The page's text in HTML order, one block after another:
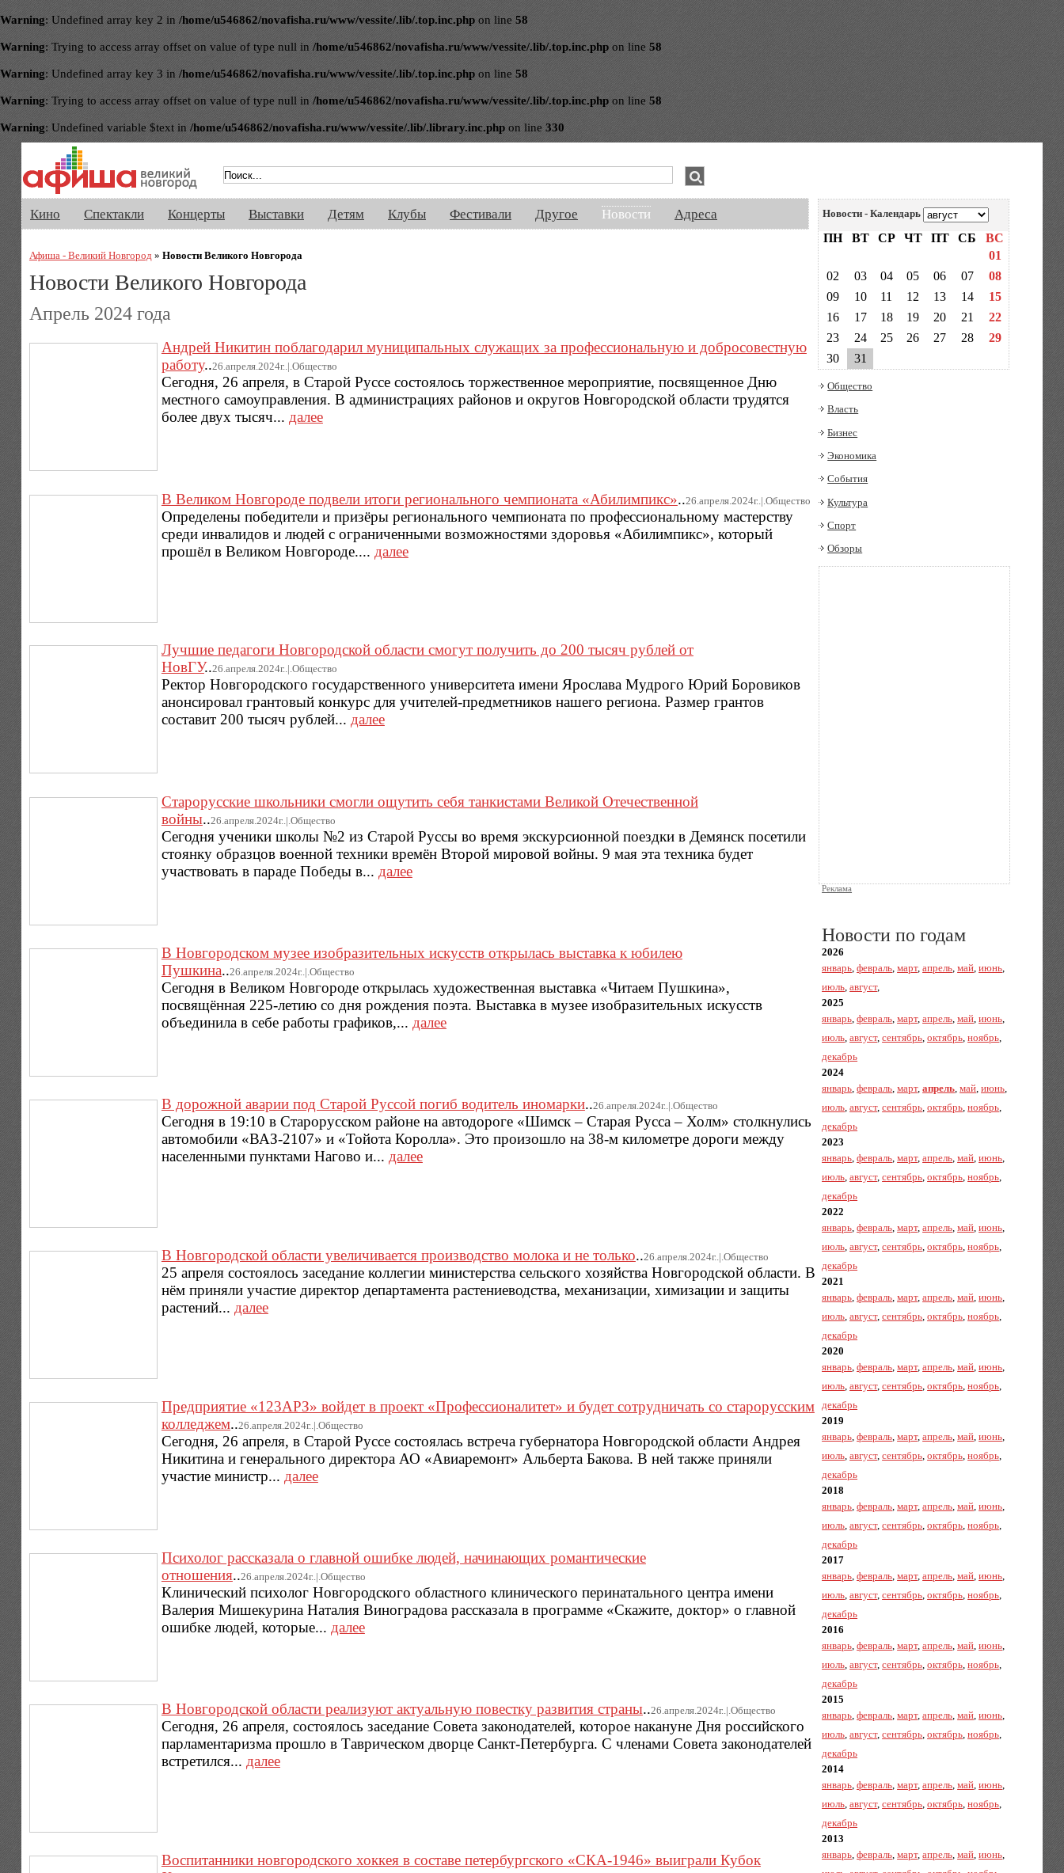
Warning: Undefined array key 2 in /home/u546862/novafisha.ru/www/vessite/.lib/.top.inc.php on line 58
Warning: Trying to access array offset on value of type null in /home/u546862/novafisha.ru/www/vessite/.lib/.top.inc.php on line 58
Warning: Undefined array key 3 in /home/u546862/novafisha.ru/www/vessite/.lib/.top.inc.php on line 58
Warning: Trying to access array offset on value of type null in /home/u546862/novafisha.ru/www/vessite/.lib/.top.inc.php on line 58
Warning: Undefined variable $text in /home/u546862/novafisha.ru/www/vessite/.lib/.library.inc.php on line 330
Кино Спектакли Концерты Выставки Детям Клубы Фестивали Другое Новости Адреса
Афиша - Великий Новгород » Новости Великого Новгорода
Новости Великого Новгорода
Апрель 2024 года
Андрей Никитин поблагодарил муниципальных служащих за профессиональную и добросовестную
работу..26.апреля.2024г..|.Общество
Сегодня, 26 апреля, в Старой Руссе состоялось торжественное мероприятие, посвященное Дню
местного самоуправления. В администрациях районов и округов Новгородской области трудятся
более двух тысяч... далее
В Великом Новгороде подвели итоги регионального чемпионата «Абилимпикс»..26.апреля.2024г..|.Общество
Определены победители и призёры регионального чемпионата по профессиональному мастерству
среди инвалидов и людей с ограниченными возможностями здоровья «Абилимпикс», который
прошёл в Великом Новгороде.... далее
Лучшие педагоги Новгородской области смогут получить до 200 тысяч рублей от
НовГУ..26.апреля.2024г..|.Общество
Ректор Новгородского государственного университета имени Ярослава Мудрого Юрий Боровиков
анонсировал грантовый конкурс для учителей-предметников нашего региона. Размер грантов
составит 200 тысяч рублей... далее
Старорусские школьники смогли ощутить себя танкистами Великой Отечественной
войны..26.апреля.2024г..|.Общество
Сегодня ученики школы №2 из Старой Руссы во время экскурсионной поездки в Демянск посетили
стоянку образцов военной техники времён Второй мировой войны. 9 мая эта техника будет
участвовать в параде Победы в... далее
В Новгородском музее изобразительных искусств открылась выставка к юбилею
Пушкина..26.апреля.2024г..|.Общество
Сегодня в Великом Новгороде открылась художественная выставка «Читаем Пушкина»,
посвящённая 225-летию со дня рождения поэта. Выставка в музее изобразительных искусств
объединила в себе работы графиков,... далее
В дорожной аварии под Старой Руссой погиб водитель иномарки..26.апреля.2024г..|.Общество
Сегодня в 19:10 в Старорусском районе на автодороге «Шимск – Старая Русса – Холм» столкнулись
автомобили «ВАЗ-2107» и «Тойота Королла». Это произошло на 38-м километре дороги между
населенными пунктами Нагово и... далее
В Новгородской области увеличивается производство молока и не только..26.апреля.2024г..|.Общество
25 апреля состоялось заседание коллегии министерства сельского хозяйства Новгородской области. В
нём приняли участие директор департамента растениеводства, механизации, химизации и защиты
растений... далее
Предприятие «123АРЗ» войдет в проект «Профессионалитет» и будет сотрудничать со старорусским
колледжем..26.апреля.2024г..|.Общество
Сегодня, 26 апреля, в Старой Руссе состоялась встреча губернатора Новгородской области Андрея
Никитина и генерального директора АО «Авиаремонт» Альберта Бакова. В ней также приняли
участие министр... далее
Психолог рассказала о главной ошибке людей, начинающих романтические
отношения..26.апреля.2024г..|.Общество
Клинический психолог Новгородского областного клинического перинатального центра имени
Валерия Мишекурина Наталия Виноградова рассказала в программе «Скажите, доктор» о главной
ошибке людей, которые... далее
В Новгородской области реализуют актуальную повестку развития страны..26.апреля.2024г..|.Общество
Сегодня, 26 апреля, состоялось заседание Совета законодателей, которое накануне Дня российского
парламентаризма прошло в Таврическом дворце Санкт-Петербурга. С членами Совета законодателей
встретился... далее
Воспитанники новгородского хоккея в составе петербургского «СКА-1946» выиграли Кубок
Новости - Календарь
ПН ВТ СР ЧТ ПТ СБ
ВС
01
02
03 04 05 06 07
08
09
10 11 12 13 14
15
16
17 18 19 20 21
22
23
24 25 26 27 28
29
30
31
Общество
Власть
Бизнес
Экономика
События
Культура
Спорт
Обзоры
Реклама
Новости по годам
2026
январь,февраль,март,апрель,май,июнь,
июль,август,
2025
январь,февраль,март,апрель,май,июнь,
июль,август,сентябрь,октябрь,ноябрь,
декабрь
2024
январь,февраль,март,апрель,май,июнь,
июль,август,сентябрь,октябрь,ноябрь,
декабрь
2023
январь,февраль,март,апрель,май,июнь,
июль,август,сентябрь,октябрь,ноябрь,
декабрь
2022
январь,февраль,март,апрель,май,июнь,
июль,август,сентябрь,октябрь,ноябрь,
декабрь
2021
январь,февраль,март,апрель,май,июнь,
июль,август,сентябрь,октябрь,ноябрь,
декабрь
2020
январь,февраль,март,апрель,май,июнь,
июль,август,сентябрь,октябрь,ноябрь,
декабрь
2019
январь,февраль,март,апрель,май,июнь,
июль,август,сентябрь,октябрь,ноябрь,
декабрь
2018
январь,февраль,март,апрель,май,июнь,
июль,август,сентябрь,октябрь,ноябрь,
декабрь
2017
январь,февраль,март,апрель,май,июнь,
июль,август,сентябрь,октябрь,ноябрь,
декабрь
2016
январь,февраль,март,апрель,май,июнь,
июль,август,сентябрь,октябрь,ноябрь,
декабрь
2015
январь,февраль,март,апрель,май,июнь,
июль,август,сентябрь,октябрь,ноябрь,
декабрь
2014
январь,февраль,март,апрель,май,июнь,
июль,август,сентябрь,октябрь,ноябрь,
декабрь
2013
январь,февраль,март,апрель,май,июнь,